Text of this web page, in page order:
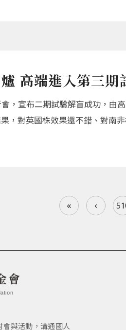
高端進入第三期
，宣布二期試驗解盲成功，由
，對英國株效果還不錯、對南
« ‹
會
與活動，溝通國人